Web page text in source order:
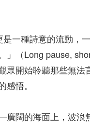
一種詩意的流動，
（Long pause,
眾開始聆聽那些無
悟。
闊的海面上，波浪